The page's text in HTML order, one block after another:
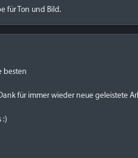
für Ton und Bild.
besten
für immer wieder neue geleistete
:)